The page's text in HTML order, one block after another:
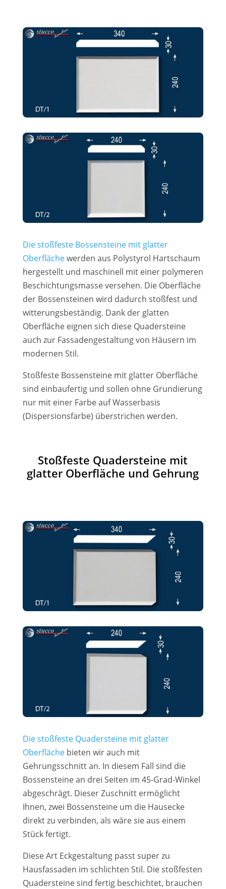
Die stoßfeste Bossensteine mit glatter
Oberflächewerden aus Polystyrol Hartschaum
hergestellt und maschinell mit einer polymeren
Beschichtungsmasse versehen. Die Oberfläche
der Bossensteinen wird dadurch stoßfest und
witterungsbeständig. Dank der glatten
Oberfläche eignen sich diese Quadersteine
auch zur Fassadengestaltung von Häusern im
modernen Stil.
Stoßfeste Bossensteine mit glatter Oberfläche
sind einbaufertig und sollen ohne Grundierung
nur mit einer Farbe auf Wasserbasis
(Dispersionsfarbe) überstrichen werden.
Stoßfeste Quadersteine mit
glatter Oberfläche und Gehrung
Die stoßfeste Quadersteine mit glatter
Oberflächebieten wir auch mit
Gehrungsschnitt an. In diesem Fall sind die
Bossensteine an drei Seiten im 45-Grad-Winkel
abgeschrägt. Dieser Zuschnitt ermöglicht
Ihnen, zwei Bossensteine um die Hausecke
direkt zu verbinden, als wäre sie aus einem
Stück fertigt.
Diese Art Eckgestaltung passt super zu
Hausfassaden im schlichten Stil. Die stoßfesten
Quadersteine sind fertig beschichtet, brauchen